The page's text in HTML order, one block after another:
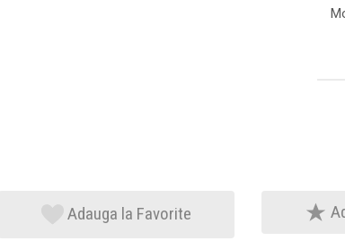
Adauga la Favorite